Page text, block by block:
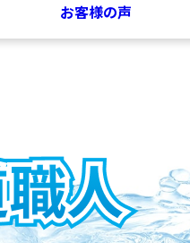
お客様の声